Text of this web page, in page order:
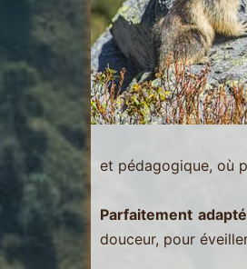
Martin
-
Les
Menuires
-
Thorens
et pédagogique, où
Parfaitement
douceur, pour